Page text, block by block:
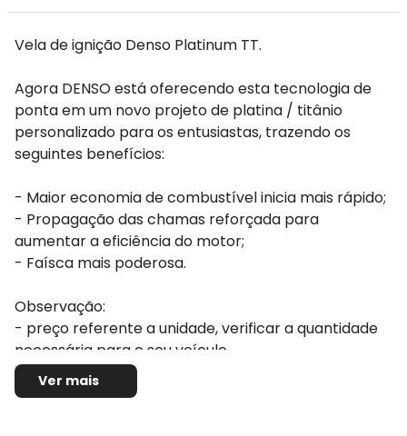
Vela de ignição Denso Platinum TT.
Agora DENSO está oferecendo esta tecnologia de
ponta em um novo projeto de platina / titânio
personalizado para os entusiastas, trazendo os
seguintes benefícios:
- Maior economia de combustível inicia mais rápido;
- Propagação das chamas reforçada para
aumentar a eficiência do motor;
- Faísca mais poderosa.
Observação:
- preço referente a unidade, verificar a quantidade
necessária para o seu veículo.
Ver mais